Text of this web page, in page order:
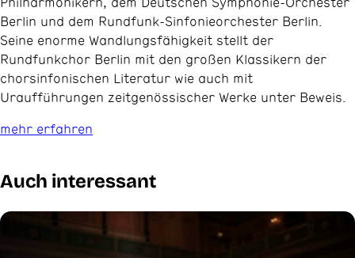
Berlin und dem Rundfunk-Sinfonieorchester Berlin.
Seine enorme Wandlungsfähigkeit stellt der
Rundfunkchor Berlin mit den großen Klassikern der
chorsinfonischen Literatur wie auch mit
Uraufführungen zeitgenössischer Werke unter Beweis.
mehr erfahren
Auch interessant